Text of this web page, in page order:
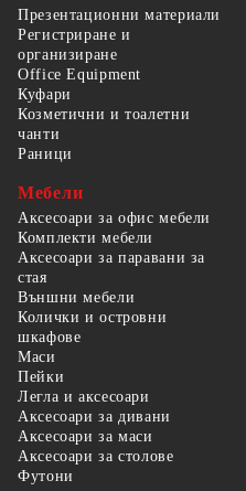
Презентационни материали
Регистриране и
организиране
Office Equipment
Куфари
Козметични и тоалетни
чанти
Раници
Мебели
Аксесоари за офис мебели
Комплекти мебели
Аксесоари за паравани за
стая
Външни мебели
Колички и островни
шкафове
Маси
Пейки
Легла и аксесоари
Аксесоари за дивани
Аксесоари за маси
Аксесоари за столове
Футони